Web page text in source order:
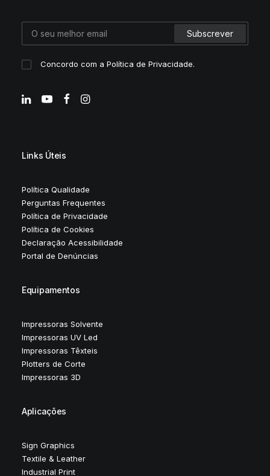
Concordo com aPolítica de Privacidade.
Links Úteis
Política Qualidade
Perguntas Frequentes
Política de Privacidade
Política de Cookies
Declaração Acessibilidade
Portal de Denúncias
Equipamentos
Impressoras Solvente
Impressoras UV Led
Impressoras Têxteis
Plotters de Corte
Impressoras 3D
Aplicações
Sign Graphics
Textile & Leather
Industrial Print